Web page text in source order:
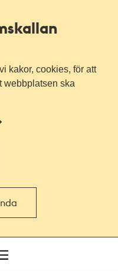
kakor, cookies, för att
webbplatsen ska